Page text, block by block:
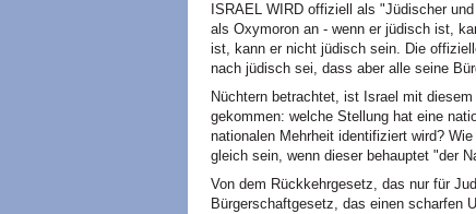
ISRAEL WIRD offiziell als "Jüdischer
als Oxymoron an - wenn er jüdisch ist,
ist, kann er nicht jüdisch sein. Die
nach jüdisch sei, dass aber alle seine
Nüchtern betrachtet, ist Israel mit
gekommen: welche Stellung hat eine
nationalen Mehrheit identifiziert wird?
gleich sein, wenn dieser behauptet "der
Von dem Rückkehrgesetz, das nur für
Bürgerschaftgesetz, das einen scharfen